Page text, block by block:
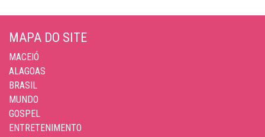
MAPA DO SITE
MACEIÓ
ALAGOAS
BRASIL
MUNDO
GOSPEL
ENTRETENIMENTO